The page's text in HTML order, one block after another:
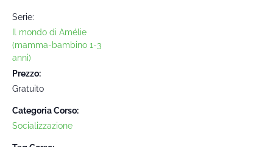
Serie:
Il mondo di Amélie
(mamma-bambino 1-3
anni)
Prezzo:
Gratuito
Categoria Corso:
Socializzazione